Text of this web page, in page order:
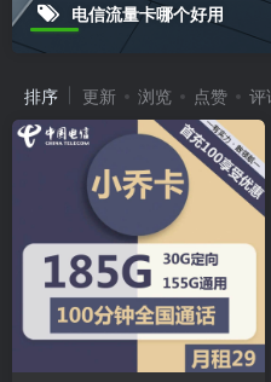
电信流量卡哪个好用
排序 更新 浏览 点赞 评